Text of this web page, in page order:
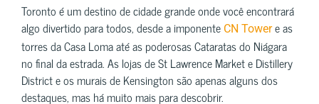
Toronto é um destino de cidade grande onde você encontrará
algo divertido para todos, desde a imponente CN Towere as
torres da Casa Loma até as poderosas Cataratas do Niágara
no final da estrada. As lojas de St Lawrence Market e Distillery
District e os murais de Kensington são apenas alguns dos
destaques, mas há muito mais para descobrir.